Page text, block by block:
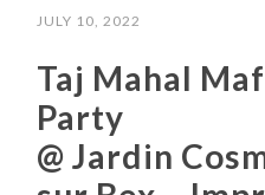
JULY 10, 2022
Taj Mahal
Party
@ Jardin